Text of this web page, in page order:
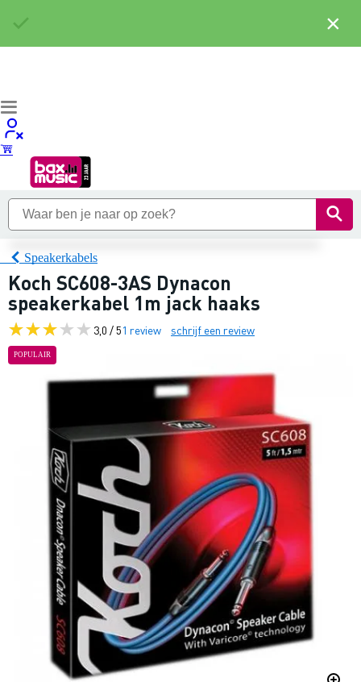
Speakerkabels
Koch SC608-3AS Dynacon
speakerkabel 1m jack haaks
3,0 / 51 review schrijf een review
POPULAIR
×